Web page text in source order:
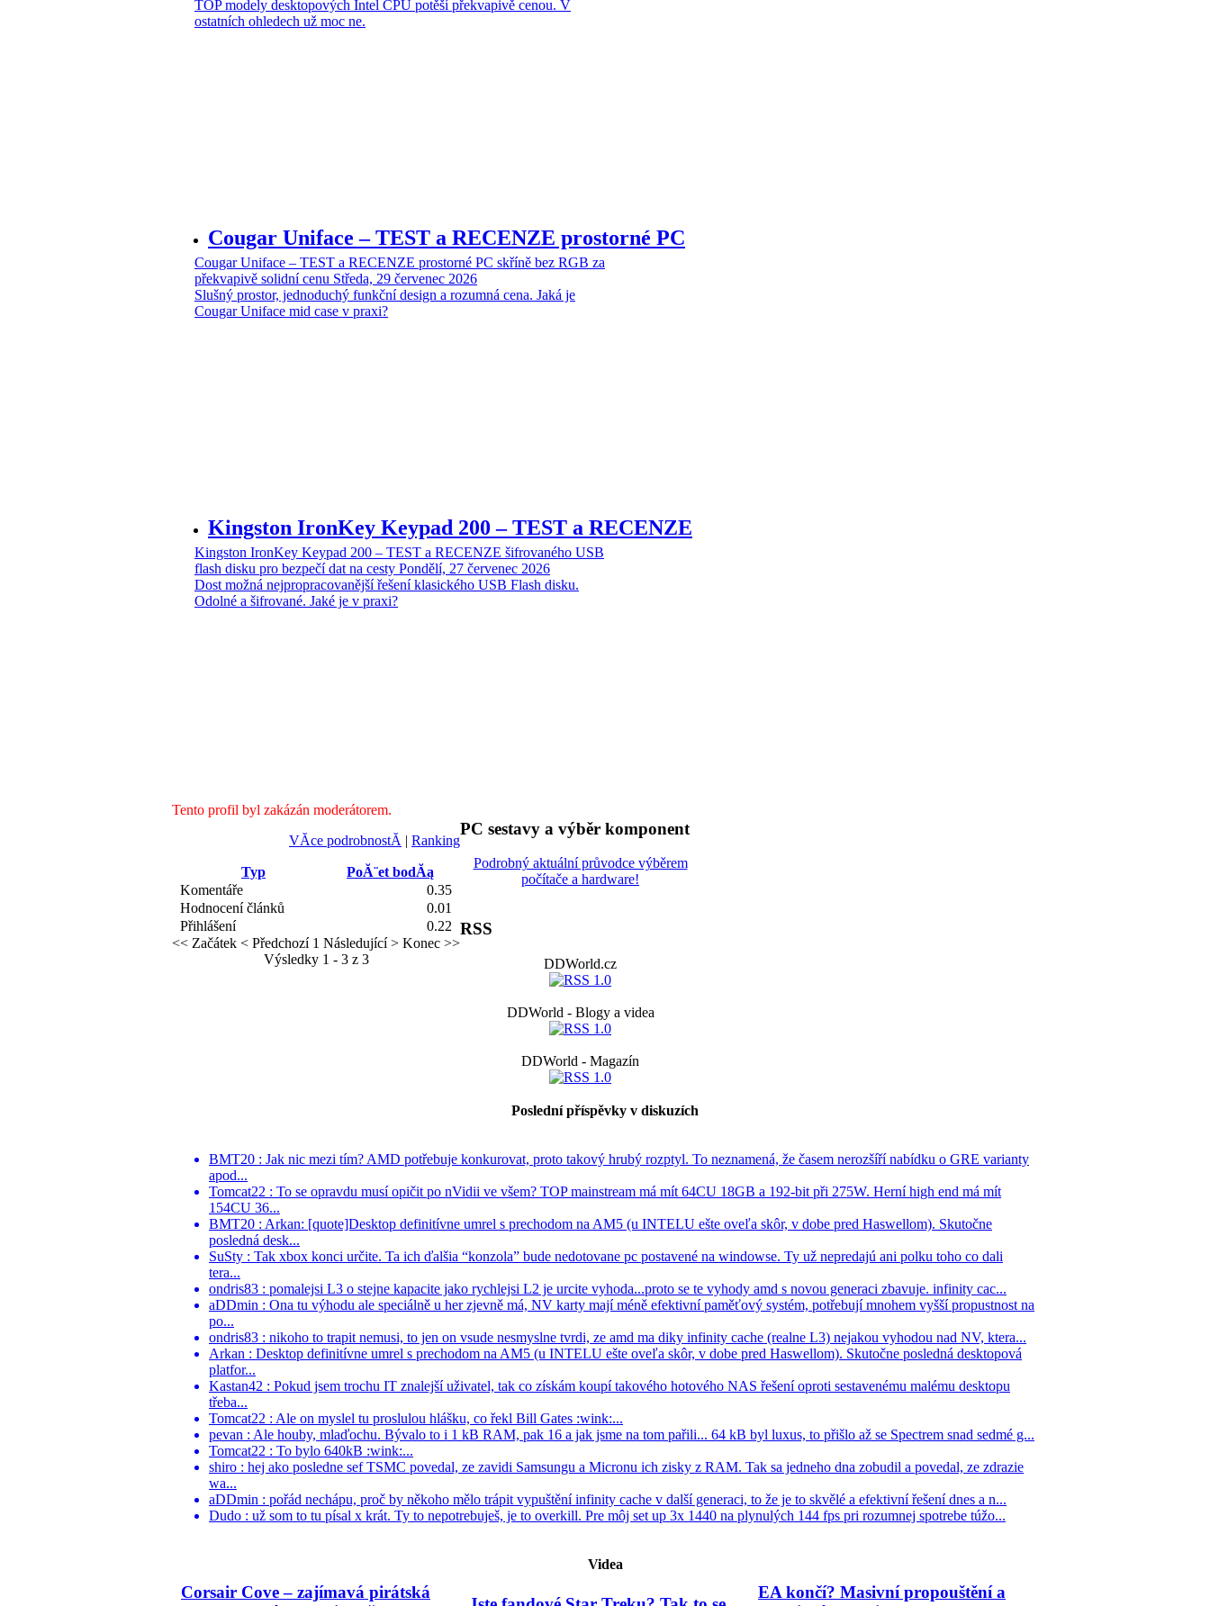
TOP modely desktopových Intel CPU potěší překvapivě cenou. V
ostatních ohledech už moc ne.
Cougar Uniface – TEST a RECENZE prostorné PC
Cougar Uniface – TEST a RECENZE prostorné PC skříně bez RGB za
překvapivě solidní cenu Středa, 29 červenec 2026
Slušný prostor, jednoduchý funkční design a rozumná cena. Jaká je
Cougar Uniface mid case v praxi?
Kingston IronKey Keypad 200 – TEST a RECENZE
Kingston IronKey Keypad 200 – TEST a RECENZE šifrovaného USB
flash disku pro bezpečí dat na cesty Pondělí, 27 červenec 2026
Dost možná nejpropracovanější řešení klasického USB Flash disku.
Odolné a šifrované. Jaké je v praxi?
Tento profil byl zakázán moderátorem.
VĂ­ce podrobnostĂ­ | Ranking
Typ
PoĂ¨et bodĂą
Komentáře
0.35
Hodnocení článků
0.01
Přihlášení
0.22
<< Začátek < Předchozí 1 Následující > Konec >>
Výsledky 1 - 3 z 3
PC sestavy a výběr komponent
Podrobný aktuální průvodce výběrem
počítače a hardware!
RSS
DDWorld.cz
DDWorld - Blogy a videa
DDWorld - Magazín
Poslední příspěvky v diskuzích
BMT20 : Jak nic mezi tím? AMD potřebuje konkurovat, proto takový hrubý rozptyl. To neznamená, že časem nerozšíří nabídku o GRE varianty
apod...
Tomcat22 : To se opravdu musí opičit po nVidii ve všem? TOP mainstream má mít 64CU 18GB a 192-bit při 275W. Herní high end má mít
154CU 36...
BMT20 : Arkan: [quote]Desktop definitívne umrel s prechodom na AM5 (u INTELU ešte oveľa skôr, v dobe pred Haswellom). Skutočne
posledná desk...
SuSty : Tak xbox konci určite. Ta ich ďalšia “konzola” bude nedotovane pc postavené na windowse. Ty už nepredajú ani polku toho co dali
tera...
ondris83 : pomalejsi L3 o stejne kapacite jako rychlejsi L2 je urcite vyhoda...proto se te vyhody amd s novou generaci zbavuje. infinity cac...
aDDmin : Ona tu výhodu ale speciálně u her zjevně má, NV karty mají méně efektivní paměťový systém, potřebují mnohem vyšší propustnost na
po...
ondris83 : nikoho to trapit nemusi, to jen on vsude nesmyslne tvrdi, ze amd ma diky infinity cache (realne L3) nejakou vyhodou nad NV, ktera...
Arkan : Desktop definitívne umrel s prechodom na AM5 (u INTELU ešte oveľa skôr, v dobe pred Haswellom). Skutočne posledná desktopová
platfor...
Kastan42 : Pokud jsem trochu IT znalejší uživatel, tak co získám koupí takového hotového NAS řešení oproti sestavenému malému desktopu
třeba...
Tomcat22 : Ale on myslel tu proslulou hlášku, co řekl Bill Gates :wink:...
pevan : Ale houby, mlaďochu. Bývalo to i 1 kB RAM, pak 16 a jak jsme na tom pařili... 64 kB byl luxus, to přišlo až se Spectrem snad sedmé g...
Tomcat22 : To bylo 640kB :wink:...
shiro : hej ako posledne sef TSMC povedal, ze zavidi Samsungu a Micronu ich zisky z RAM. Tak sa jedneho dna zobudil a povedal, ze zdrazie
wa...
aDDmin : pořád nechápu, proč by někoho mělo trápit vypuštění infinity cache v další generaci, to že je to skvělé a efektivní řešení dnes a n...
Dudo : už som to tu písal x krát. Ty to nepotrebuješ, je to overkill. Pre môj set up 3x 1440 na plynulých 144 fps pri rozumnej spotrebe túžo...
Videa
Corsair Cove – zajímavá pirátská
EA končí? Masivní propouštění a